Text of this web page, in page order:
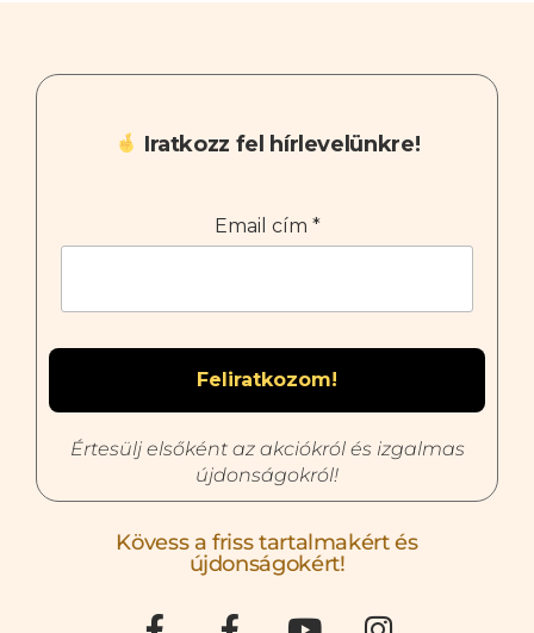
Iratkozz fel hírlevelünkre!
Email cím *
Értesülj elsőként az akciókról és izgalmas
újdonságokról!
Kövess a friss tartalmakért és
újdonságokért!